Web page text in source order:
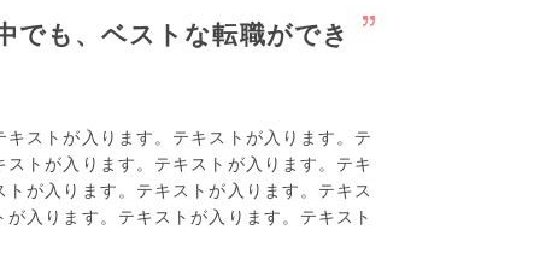
でも、ベストな転職ができ
ストが入ります。テキストが入ります。テ
トが入ります。テキストが入ります。テキ
が入ります。テキストが入ります。テキス
入ります。テキストが入ります。テキスト